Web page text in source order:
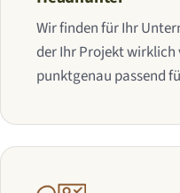
Wir finden für Ihr
der Ihr Projekt
punktgenau passend